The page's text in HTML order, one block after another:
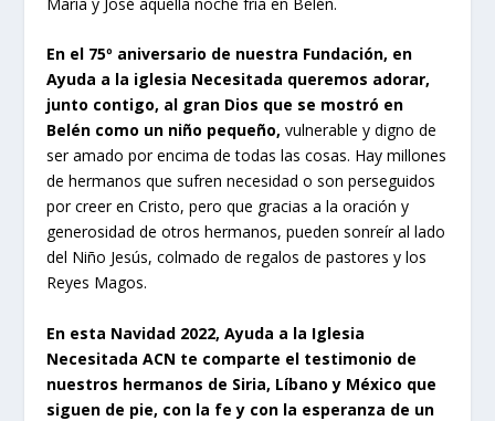
En el 75º aniversario de nuestra Fundación, en
Ayuda a la iglesia Necesitada queremos adorar,
junto contigo, al gran Dios que se mostró en
Belén como un niño pequeño, vulnerable y digno de
ser amado por encima de todas las cosas. Hay millones
de hermanos que sufren necesidad o son perseguidos
por creer en Cristo, pero que gracias a la oración y
generosidad de otros hermanos, pueden sonreír al lado
del Niño Jesús, colmado de regalos de pastores y los
Reyes Magos.
En esta Navidad 2022, Ayuda a la Iglesia
Necesitada ACN te comparte el testimonio de
nuestros hermanos de Siria, Líbano y México que
siguen de pie, con la fe y con la esperanza de un